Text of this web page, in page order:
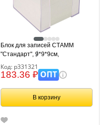
Блок для записей СТАММ
"Стандарт", 9*9*9см,
Код: р331321
183.36 ₽ОПТ
В корзину